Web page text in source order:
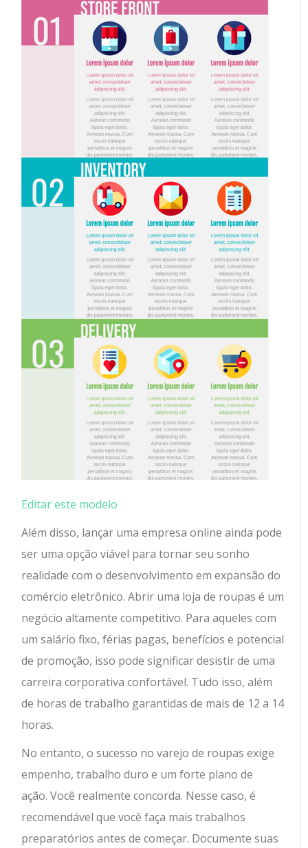
Editar este modelo
Além disso, lançar uma empresa online ainda pode
ser uma opção viável para tornar seu sonho
realidade com o desenvolvimento em expansão do
comércio eletrônico. Abrir uma loja de roupas é um
negócio altamente competitivo. Para aqueles com
um salário fixo, férias pagas, benefícios e potencial
de promoção, isso pode significar desistir de uma
carreira corporativa confortável. Tudo isso, além
de horas de trabalho garantidas de mais de 12 a 14
horas.
No entanto, o sucesso no varejo de roupas exige
empenho, trabalho duro e um forte plano de
ação. Você realmente concorda. Nesse caso, é
recomendável que você faça mais trabalhos
preparatórios antes de começar. Documente suas